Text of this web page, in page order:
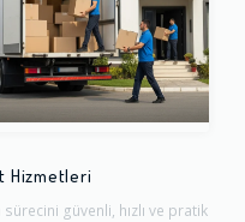
Hizmetleri
güvenli, hızlı ve pratik